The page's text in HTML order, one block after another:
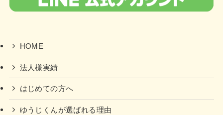
HOME
法人様実績
はじめての方へ
ゆうじくんが選ばれる理由